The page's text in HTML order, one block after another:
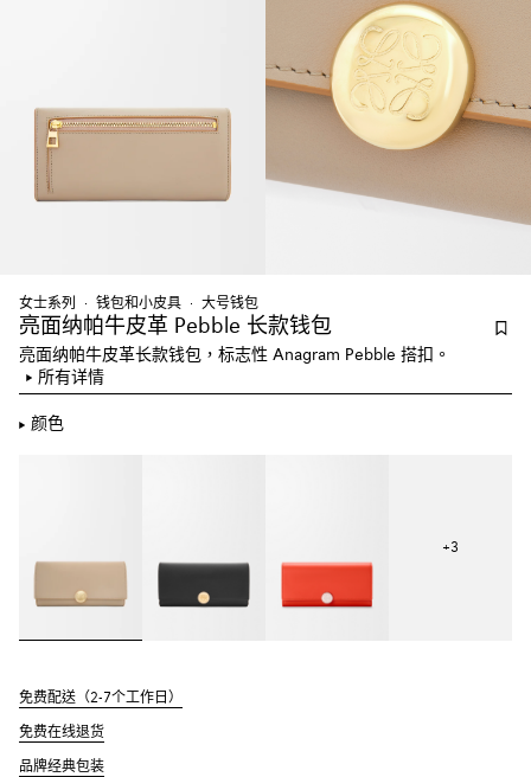
女士系列 钱包和小皮具 大号钱包
亮面纳帕牛皮革 Pebble 长款钱包
亮面纳帕牛皮革长款钱包，标志性 Anagram Pebble 搭扣。
所有详情
颜色
+3
免费配送（2-7个工作日）
免费在线退货
品牌经典包装